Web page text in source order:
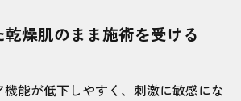
燥肌のまま施術を受ける
能が低下しやすく、刺激に敏感にな